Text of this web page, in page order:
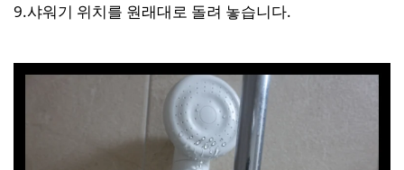
9.샤워기 위치를 원래대로 돌려 놓습니다.